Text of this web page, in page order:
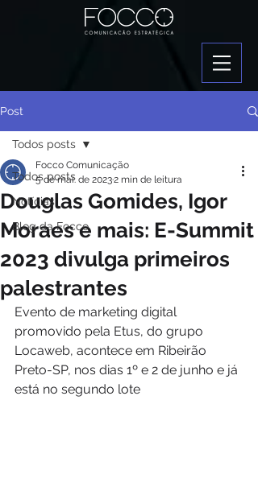
Post
Todos posts
Notícias
Blog da Focco
Todos posts
Douglas Gomides, Igor
Moraes e mais: E-Summit
2023 divulga primeiros
palestrantes
Focco Comunicação
5 de mai. de 20232 min de leitura
Evento de marketing digital
promovido pela Etus, do grupo
Locaweb, acontece em Ribeirão
Preto-SP, nos dias 1º e 2 de junho e já
está no segundo lote